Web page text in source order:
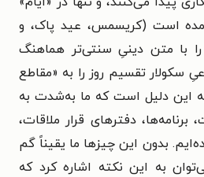
است (کریسمس، عید پاک، و
با متن دینیِ سنتی‌تر هماهنگ
سکولار تقسیم روز را به «مقاطع
این دلیل است که ما به‌شدت به
دفترهای قرار ملاقات،
بدون این چیزها ما یقیناً گم
به این نکته اشاره کرد که